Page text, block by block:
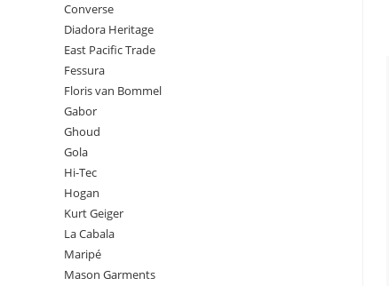
Converse
Diadora Heritage
East Pacific Trade
Fessura
Floris van Bommel
Gabor
Ghoud
Gola
Hi-Tec
Hogan
Kurt Geiger
La Cabala
Maripé
Mason Garments